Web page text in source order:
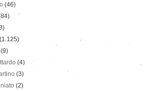
(46)
(1.125)
(9)
(4)
(3)
(2)